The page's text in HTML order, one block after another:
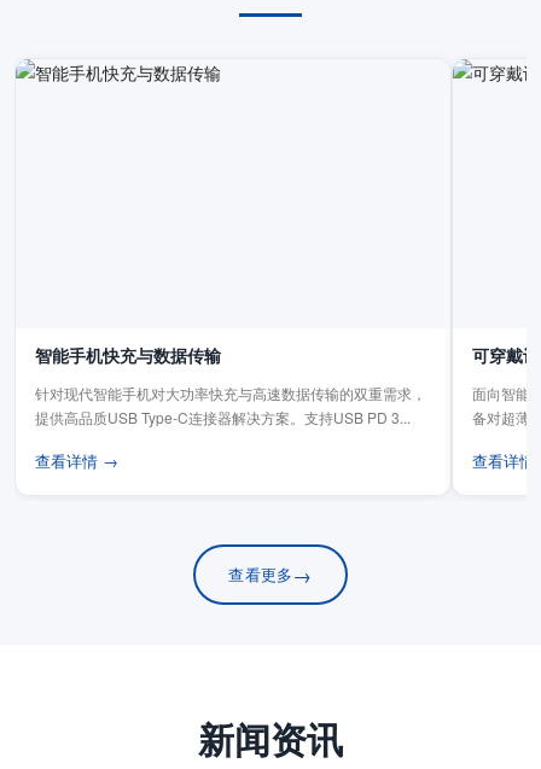
智能手机快充与数据传输
针对现代智能手机对大功率快充与高速数据传输的双重需求，
提供高品质USB Type-C连接器解决方案。支持USB PD 3...
查看详情 →
可穿戴
面向智能
备对超薄
查看详
查看更多→
新闻资讯